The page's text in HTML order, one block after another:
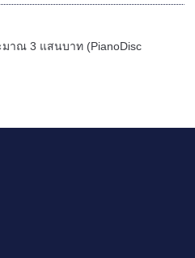
มาณ 3 แสนบาท (PianoDisc